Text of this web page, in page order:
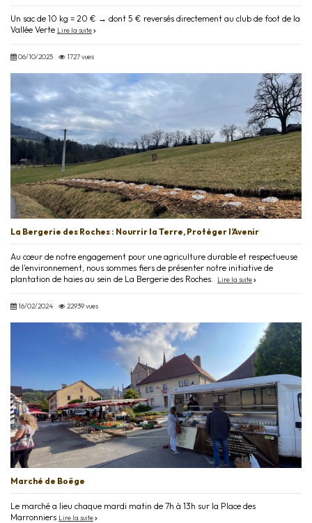
Un sac de 10 kg = 20 € → dont 5 € reversés directement au club de foot de la
Vallée Verte Lire la suite
06/10/2025 1727 vues
La Bergerie des Roches : Nourrir la Terre, Protéger l’Avenir
Au cœur de notre engagement pour une agriculture durable et respectueuse
de l'environnement, nous sommes fiers de présenter notre initiative de
plantation de haies au sein de La Bergerie des Roches.
Lire la suite
16/02/2024 22939 vues
Marché de Boëge
Le marché a lieu chaque mardi matin de 7h à 13h sur la Place des
Marronniers Lire la suite